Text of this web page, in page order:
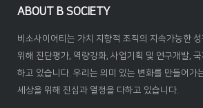
ABOUT B SOCIETY
비소사이어티는 가치 지향적 조직의 지속가능한
위해 진단평가, 역량강화, 사업기획 및 연구개발,
하고 있습니다. 우리는 의미 있는 변화를 만들어가
세상을 위해 진심과 열정을 다하고 있습니다.